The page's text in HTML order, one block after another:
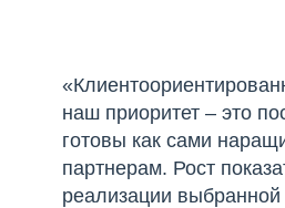
наш приоритет – это
готовы как сами
партнерам. Рост
реализации